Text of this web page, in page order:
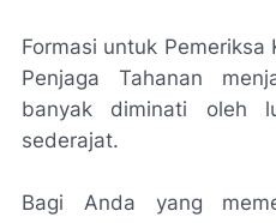
Formasi untuk Pemeriksa
Penjaga Tahanan
banyak diminati oleh
sederajat.
Bagi Anda yang